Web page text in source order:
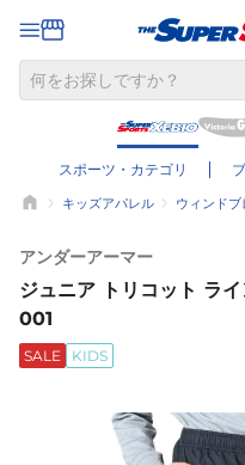
スポーツ・カテゴリ
キッズアパレル ウィンドブ
アンダーアーマー
ジュニア トリコット ラ
001
SALE KIDS